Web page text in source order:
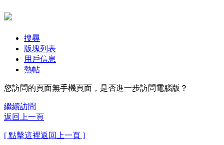
搜尋
版塊列表
用戶信息
熱帖
您訪問的頁面無手機頁面，是否進一步訪問電腦版？
繼續訪問
返回上一頁
[ 點擊這裡返回上一頁 ]